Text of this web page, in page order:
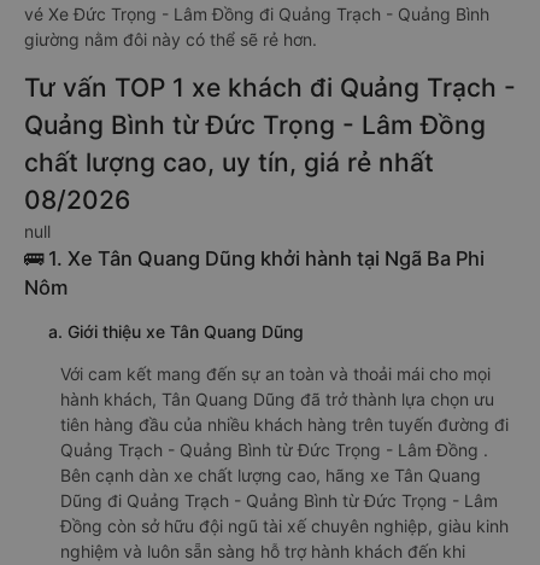
vé Xe Đức Trọng - Lâm Đồng đi Quảng Trạch - Quảng Bình
giường nằm đôi này có thể sẽ rẻ hơn.
Tư vấn TOP 1 xe khách đi Quảng Trạch -
Quảng Bình từ Đức Trọng - Lâm Đồng
chất lượng cao, uy tín, giá rẻ nhất
08/2026
null
🚌 1. Xe Tân Quang Dũng khởi hành tại Ngã Ba Phi
Nôm
a. Giới thiệu xe Tân Quang Dũng
Với cam kết mang đến sự an toàn và thoải mái cho mọi
hành khách, Tân Quang Dũng đã trở thành lựa chọn ưu
tiên hàng đầu của nhiều khách hàng trên tuyến đường đi
Quảng Trạch - Quảng Bình từ Đức Trọng - Lâm Đồng .
Bên cạnh dàn xe chất lượng cao, hãng xe Tân Quang
Dũng đi Quảng Trạch - Quảng Bình từ Đức Trọng - Lâm
Đồng còn sở hữu đội ngũ tài xế chuyên nghiệp, giàu kinh
nghiệm và luôn sẵn sàng hỗ trợ hành khách đến khi